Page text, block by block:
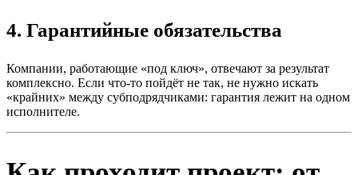
4. Гарантийные обязательства
Компании, работающие «под ключ», отвечают за результат
комплексно. Если что-то пойдёт не так, не нужно искать
«крайних» между субподрядчиками: гарантия лежит на одном
исполнителе.